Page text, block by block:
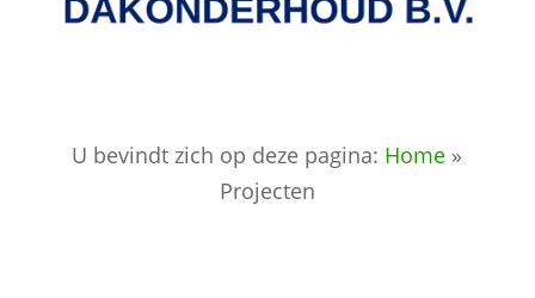
U bevindt zich op deze pagina: Home »
Projecten